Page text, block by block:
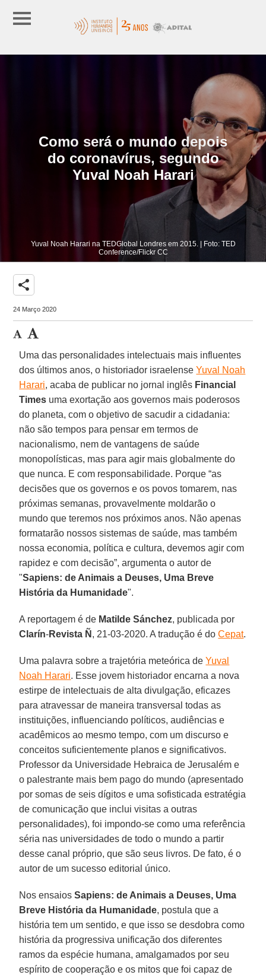
Como será o mundo depois
do coronavírus, segundo
Yuval Noah Harari
Yuval Noah Harari na TEDGlobal Londres em 2015. | Foto: TED
Conference/Flickr CC
share
24 Março 2020
Uma das personalidades intelectuais mais influentes
dos últimos anos, o historiador israelenseYuval Noah
Harari, acaba de publicar no jornal inglês Financial
Times uma exortação aos governos mais poderosos
do planeta, com o objetivo de sacudir a cidadania:
não são tempos para pensar em termos de
nacionalismo, nem de vantagens de saúde
monopolísticas, mas para agir mais globalmente do
que nunca. E com responsabilidade. Porque “as
decisões que os governos e os povos tomarem, nas
próximas semanas, provavelmente moldarão o
mundo que teremos nos próximos anos. Não apenas
formatarão nossos sistemas de saúde, mas também
nossa economia, política e cultura, devemos agir com
rapidez e com decisão”, argumenta o autor de
"Sapiens: de Animais a Deuses, Uma Breve
História da Humanidade".
A reportagem é de Matilde Sánchez, publicada por
Clarín-Revista Ñ , 21-03-2020. A tradução é doCepat.
Uma palavra sobre a trajetória meteórica deYuval
Noah Harari. Esse jovem historiador encarna a nova
estirpe de intelectuais de alta divulgação, eficazes
para atravessar de maneira transversal todas as
instituições, influenciando políticos, audiências e
acadêmicos ao mesmo tempo, com um discurso e
conceitos suficientemente planos e significativos.
Professor da Universidade Hebraica de Jerusalém e
o palestrante mais bem pago do mundo (apresentado
por somas de seis dígitos e uma sofisticada estratégia
de comunicação que inclui visitas a outras
personalidades), foi impondo-se como uma referência
séria nas universidades de todo o mundo a partir
desse canal próprio, que são seus livros. De fato, é o
autor de um sucesso editorial único.
Nos ensaiosSapiens: de Animais a Deuses, Uma
Breve História da Humanidade, postula que a
história tem um sentido, e que isso se desdobra como
história da progressiva unificação dos diferentes
ramos da espécie humana, amalgamados por seu
espírito de cooperação e os mitos que foi capaz de